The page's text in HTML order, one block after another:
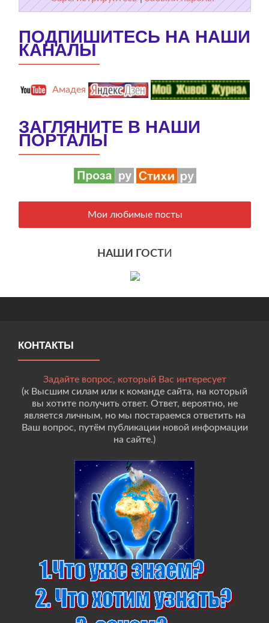
ПОДПИШИТЕСЬ НА НАШИ
КАНАЛЫ
Амадея
ЗАГЛЯНИТЕ В НАШИ
ПОРТАЛЫ
Мои любимые посты
НАШИ ГОСТИ
КОНТАКТЫ
Задайте вопрос, который Вас интересует
(к Высшим силам или к команде сайта, на который
вы хотите получить ответ. Ответ, вероятно, не
является личным, но мы постараемся ответить на
Ваш вопрос, путём публикации новой информации
на сайте.)